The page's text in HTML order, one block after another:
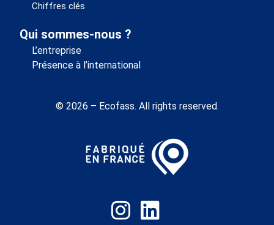
Chiffres clés
Qui sommes-nous ?
L’entreprise
Présence à l’international
© 2026 – Ecofass. All rights reserved.